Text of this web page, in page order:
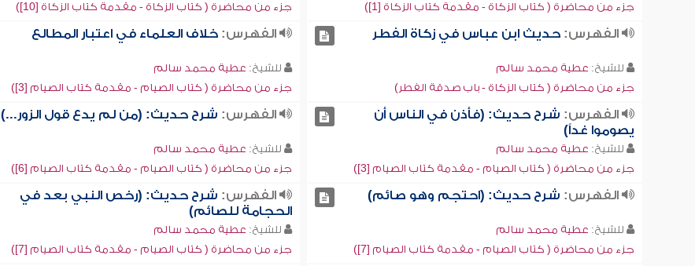
جزء من محاضرة ( كتاب الزكاة - مقدمة كتاب الزكاة [1])
جزء من محاضرة ( كتاب الزكاة - مقدمة كتاب الزكاة [10])
الفهرس:حديث ابن عباس في زكاة الفطر
للشيخ: عطية محمد سالم
جزء من محاضرة ( كتاب الزكاة - باب صدقة الفطر)
الفهرس: خلاف العلماء في اعتبار المطالع
للشيخ: عطية محمد سالم
جزء من محاضرة ( كتاب الصيام - مقدمة كتاب الصيام [3])
الفهرس: شرح حديث: (فأذن في الناس أن
يصوموا غداً)
للشيخ: عطية محمد سالم
جزء من محاضرة ( كتاب الصيام - مقدمة كتاب الصيام [3])
الفهرس: شرح حديث: (من لم يدع قول الزور...)
للشيخ: عطية محمد سالم
جزء من محاضرة ( كتاب الصيام - مقدمة كتاب الصيام [6])
الفهرس: شرح حديث: (احتجم وهو صائم)
للشيخ: عطية محمد سالم
جزء من محاضرة ( كتاب الصيام - مقدمة كتاب الصيام [7])
الفهرس: شرح حديث: (رخص النبي بعد في
الحجامة للصائم)
للشيخ: عطية محمد سالم
جزء من محاضرة ( كتاب الصيام - مقدمة كتاب الصيام [7])